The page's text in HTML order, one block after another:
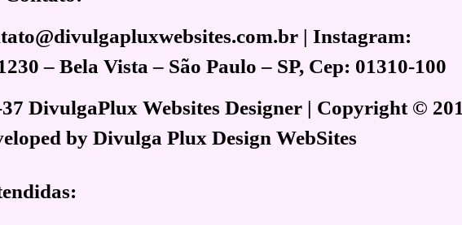
| Instagram:
– Bela Vista – São Paulo – SP, Cep: 01310-100
DivulgaPlux Websites Designer | Copyright ©
by Divulga Plux Design WebSites